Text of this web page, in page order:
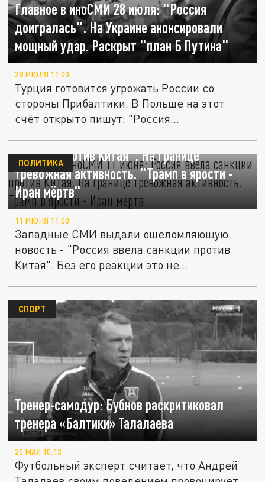
Главное в иноСМИ 28 июля: "Россия
доигралась". На Украине анонсировали
мощный удар. Раскрыт "план Б Путина"
28 ИЮЛЯ 11:00
Турция готовится угрожать России со
стороны Прибалтики. В Польше на этот
счёт открыто пишут: "Россия...
Главное в иноСМИ 11 июня: "Россия ввела
санкции против Китая". На границе
тревожная активность. "Трамп в ярости -
Иран мёртв"
ПОЛИТИКА
11 ИЮНЯ 11:00
Западные СМИ выдали ошеломляющую
новость - "Россия ввела санкции против
Китая". Без его реакции это не...
Тренер-самодур: Бубнов раскритиковал
тренера «Балтики» Талалаева
СПОРТ
20 МАЯ 10:13
Футбольный эксперт считает, что Андрей